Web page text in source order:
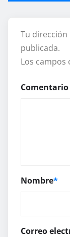
Tu
publicada.
Los
Comentario
Nombre*
Correo